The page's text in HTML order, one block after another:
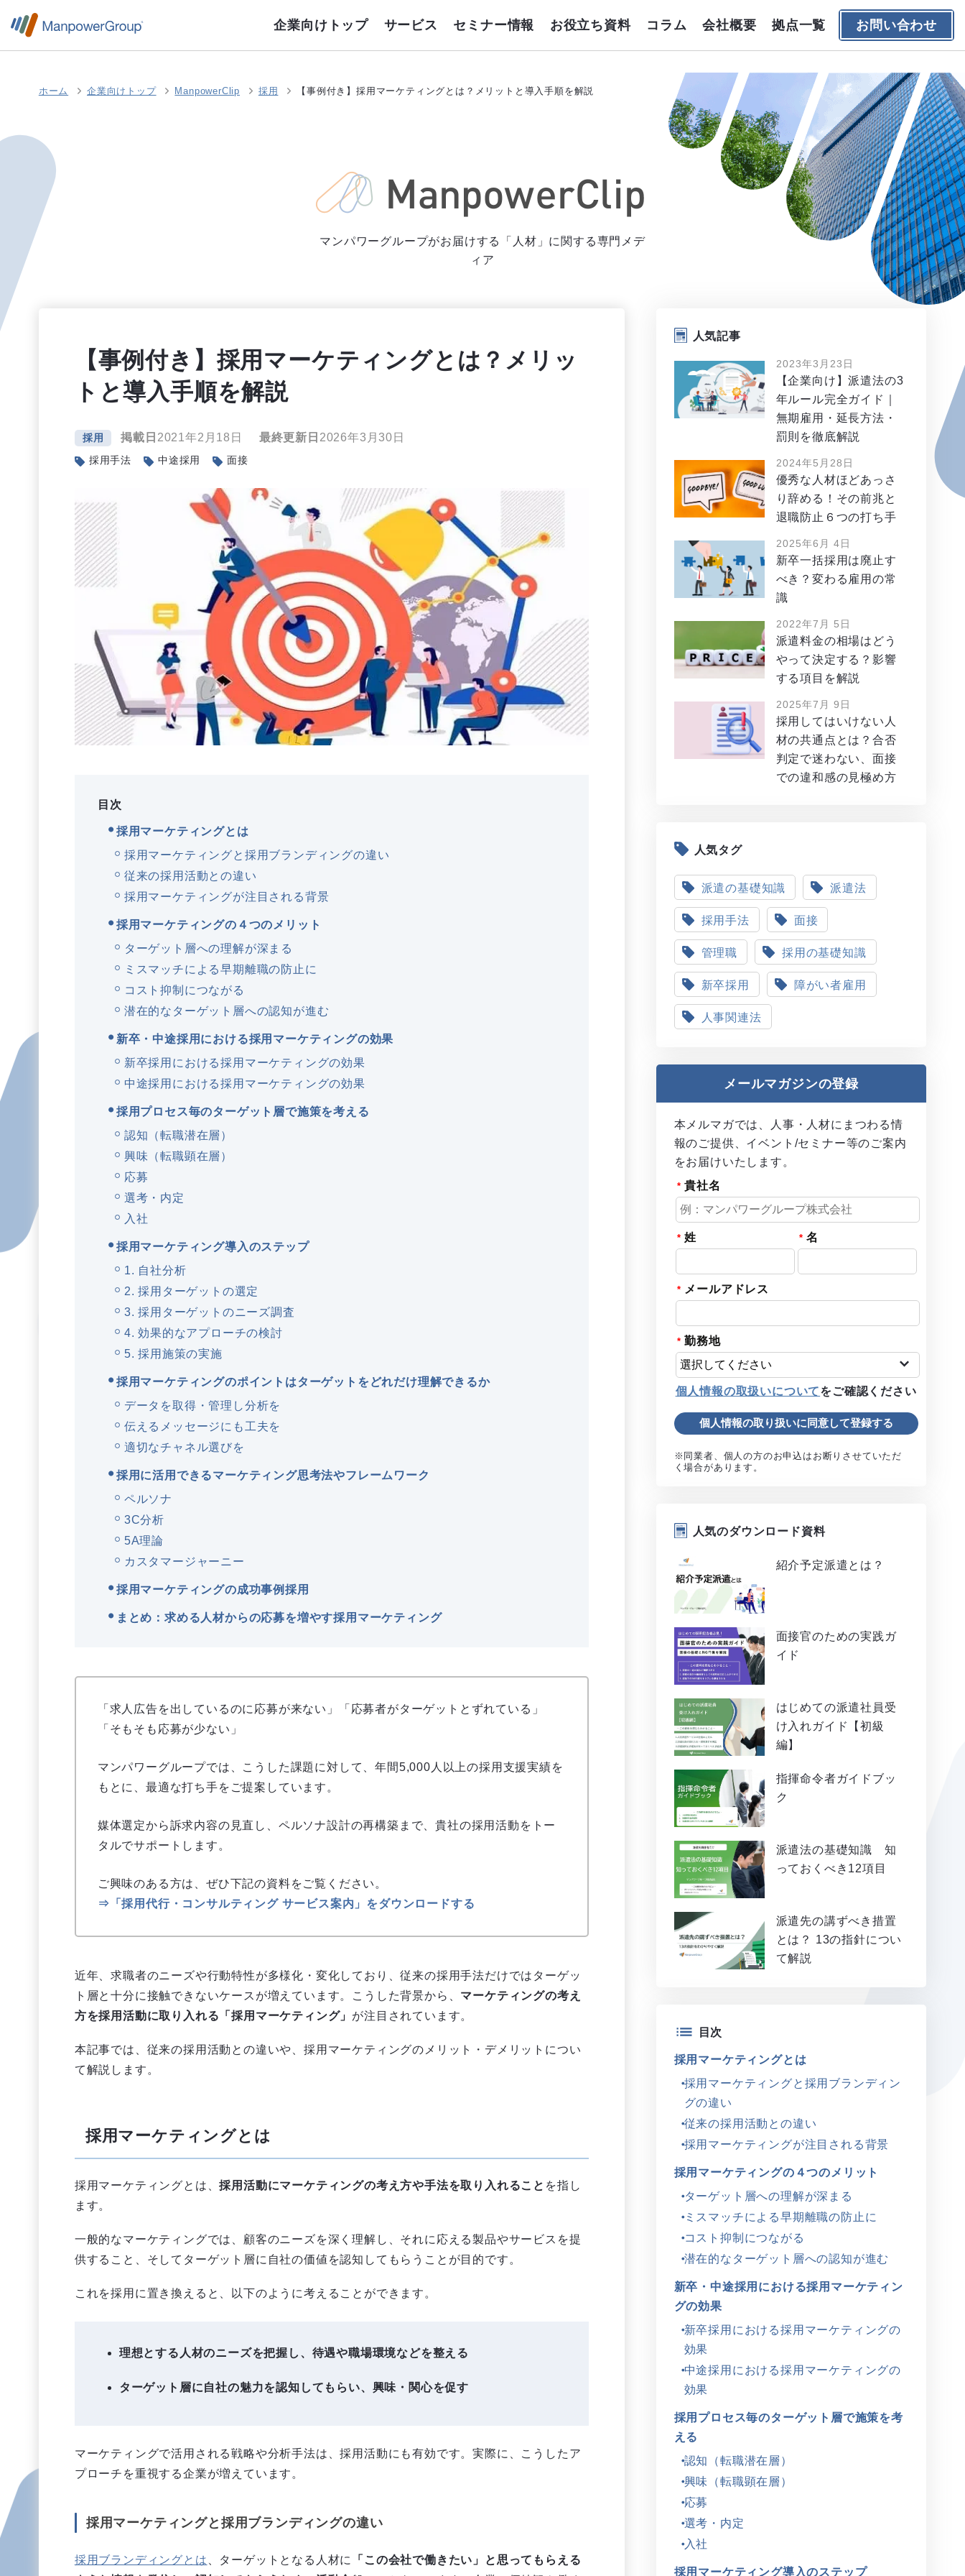
企業向けトップ サービス セミナー情報 お役立ち資料 コラム 会社概要 拠点一覧 お問い合わせ
ホーム 企業向けトップ ManpowerClip 採用 【事例付き】採用マーケティングとは？メリットと導入手順を解説
マンパワーグループがお届けする「人材」に関する専門メデ
ィア
【事例付き】採用マーケティングとは？メリッ
トと導入手順を解説
採用 掲載日 2021年2月18日 最終更新日 2026年3月30日
採用手法 中途採用 面接
目次
採用マーケティングとは
採用マーケティングと採用ブランディングの違い
従来の採用活動との違い
採用マーケティングが注目される背景
採用マーケティングの４つのメリット
ターゲット層への理解が深まる
ミスマッチによる早期離職の防止に
コスト抑制につながる
潜在的なターゲット層への認知が進む
新卒・中途採用における採用マーケティングの効果
新卒採用における採用マーケティングの効果
中途採用における採用マーケティングの効果
採用プロセス毎のターゲット層で施策を考える
認知（転職潜在層）
興味（転職顕在層）
応募
選考・内定
入社
採用マーケティング導入のステップ
1. 自社分析
2. 採用ターゲットの選定
3. 採用ターゲットのニーズ調査
4. 効果的なアプローチの検討
5. 採用施策の実施
採用マーケティングのポイントはターゲットをどれだけ理解できるか
データを取得・管理し分析を
伝えるメッセージにも工夫を
適切なチャネル選びを
採用に活用できるマーケティング思考法やフレームワーク
ペルソナ
3C分析
5A理論
カスタマージャーニー
採用マーケティングの成功事例採用
まとめ：求める人材からの応募を増やす採用マーケティング
「求人広告を出しているのに応募が来ない」「応募者がターゲットとずれている」
「そもそも応募が少ない」
マンパワーグループでは、こうした課題に対して、年間5,000人以上の採用支援実績を
もとに、最適な打ち手をご提案しています。
媒体選定から訴求内容の見直し、ペルソナ設計の再構築まで、貴社の採用活動をトー
タルでサポートします。
ご興味のある方は、ぜひ下記の資料をご覧ください。
⇒「採用代行・コンサルティング サービス案内」をダウンロードする
近年、求職者のニーズや行動特性が多様化・変化しており、従来の採用手法だけではターゲッ
ト層と十分に接触できないケースが増えています。こうした背景から、 マーケティングの考え
方を採用活動に取り入れる「採用マーケティング」 が注目されています。
本記事では、従来の採用活動との違いや、採用マーケティングのメリット・デメリットについ
て解説します。
採用マーケティングとは
採用マーケティングとは、採用活動にマーケティングの考え方や手法を取り入れること を指し
ます。
一般的なマーケティングでは、顧客のニーズを深く理解し、それに応える製品やサービスを提
供すること、そしてターゲット層に自社の価値を認知してもらうことが目的です。
これを採用に置き換えると、以下のように考えることができます。
理想とする人材のニーズを把握し、待遇や職場環境などを整える
ターゲット層に自社の魅力を認知してもらい、興味・関心を促す
マーケティングで活用される戦略や分析手法は、採用活動にも有効です。実際に、こうしたア
プローチを重視する企業が増えています。
採用マーケティングと採用ブランディングの違い
採用ブランディングとは 、ターゲットとなる人材に
「この会社で働きたい」と思ってもらえる
人気記事
2023年3月23日
【企業向け】派遣法の3
年ルール完全ガイド｜
無期雇用・延長方法・
罰則を徹底解説
2024年5月28日
優秀な人材ほどあっさ
り辞める！その前兆と
退職防止６つの打ち手
2025年6月 4日
新卒一括採用は廃止す
べき？変わる雇用の常
識
2022年7月 5日
派遣料金の相場はどう
やって決定する？影響
する項目を解説
2025年7月 9日
採用してはいけない人
材の共通点とは？合否
判定で迷わない、面接
での違和感の見極め方
人気タグ
派遣の基礎知識 派遣法
採用手法 面接
管理職 採用の基礎知識
新卒採用 障がい者雇用
人事関連法
メールマガジンの登録
本メルマガでは、人事・人材にまつわる情
報のご提供、イベント/セミナー等のご案内
をお届けいたします。
貴社名
姓 名
メールアドレス
勤務地
個人情報の取扱いについてをご確認ください
※同業者、個人の方のお申込はお断りさせていただ
く場合があります。
人気のダウンロード資料
紹介予定派遣とは？
面接官のための実践ガ
イド
はじめての派遣社員受
け入れガイド【初級
編】
指揮命令者ガイドブッ
ク
派遣法の基礎知識 知
っておくべき12項目
派遣先の講ずべき措置
とは？ 13の指針につい
て解説
目次
採用マーケティングとは
採用マーケティングと採用ブランディン
グの違い
従来の採用活動との違い
採用マーケティングが注目される背景
採用マーケティングの４つのメリット
ターゲット層への理解が深まる
ミスマッチによる早期離職の防止に
コスト抑制につながる
潜在的なターゲット層への認知が進む
新卒・中途採用における採用マーケティン
グの効果
新卒採用における採用マーケティングの
効果
中途採用における採用マーケティングの
効果
採用プロセス毎のターゲット層で施策を考
える
認知（転職潜在層）
興味（転職顕在層）
応募
選考・内定
入社
採用マーケティング導入のステップ